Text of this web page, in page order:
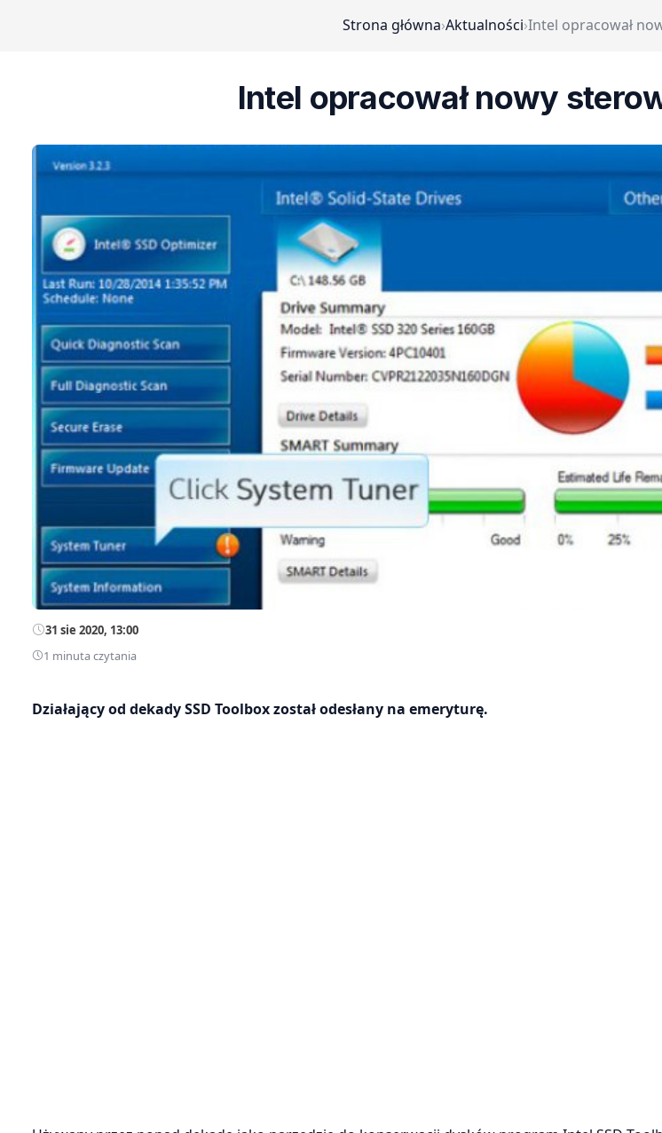
Strona główna›Aktualności›Intel opracował
Intel opracował nowy
31 sie 2020, 13:00
1 minuta czytania
Działający od dekady SSD Toolbox został odesłany na emeryturę.